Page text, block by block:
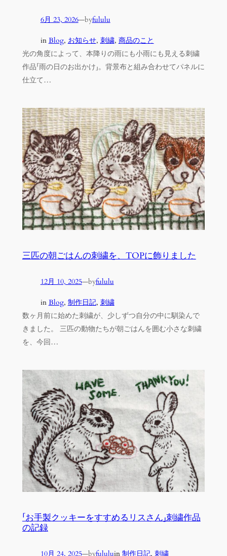
6月 23, 2026—byfululu
in Blog, お知らせ, 刺繍, 商品のこと
光の角度によって、本降りの雨にも小雨にも見える刺繍
作品「雨の日のお出かけ」。背景布と組み合わせてパネルに
仕立て…
三匹の朝ごはんの刺繍を、TOPに飾りました
12月 10, 2025—byfululu
in Blog, 制作日記, 刺繍
数ヶ月前に始めた刺繍が、少しずつ自分の中に馴染んで
きました。 三匹の動物たちが朝ごはんを囲む小さな刺繍
を、今回…
「お手製クッキーをすすめるリスさん」刺繍作品
の記録
10月 24, 2025—byfululuin 制作日記, 刺繍